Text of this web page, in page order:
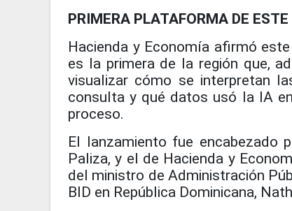
PRIMERA PLATAFORMA DE
Hacienda y Economía afirmó
es la primera de la región que,
visualizar cómo se interpretan
consulta y qué datos usó la IA
proceso.
El lanzamiento fue encabezado
Paliza, y el de Hacienda y
del ministro de Administración
BID en República Dominicana,